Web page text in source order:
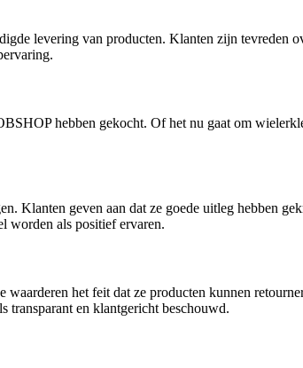
levering van producten. Klanten zijn
hebben gekocht. Of het nu gaat om
Klanten geven aan dat ze goede uitleg hebben
worden als positief ervaren.
het feit dat ze producten kunnen
transparant en klantgericht beschouwd.